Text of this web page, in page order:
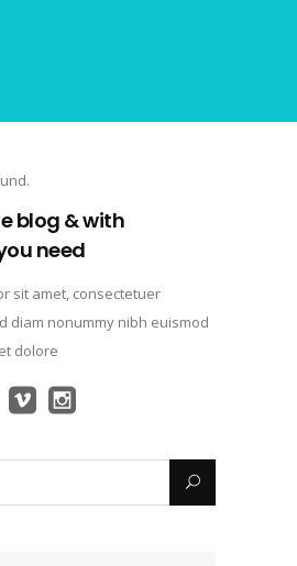
blog & with
need
sit amet, consectetuer
diam nonummy nibh euismod
dolore